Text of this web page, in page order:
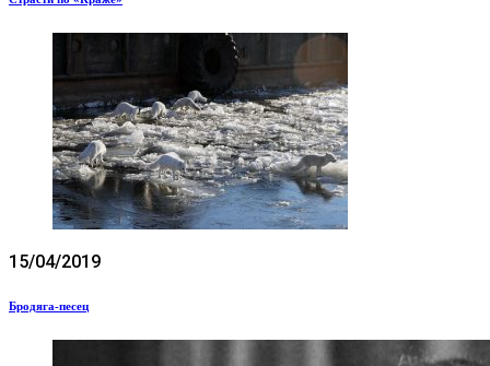
15/04/2019
Бродяга-песец